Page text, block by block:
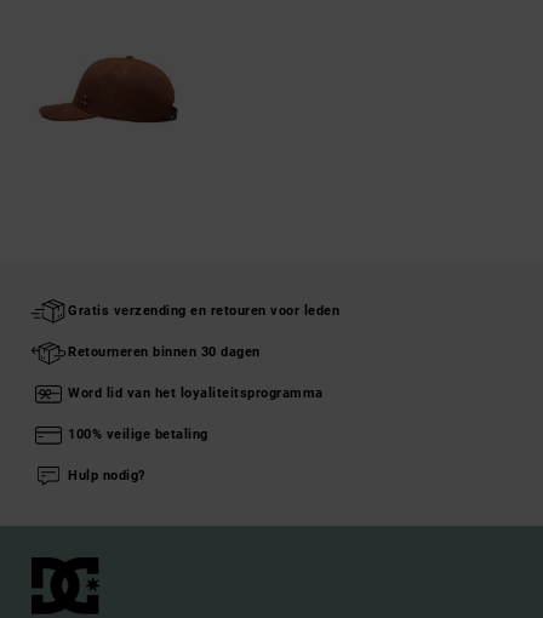
Gratis verzending en retouren voor leden
Retourneren binnen 30 dagen
Word lid van het loyaliteitsprogramma
100% veilige betaling
Hulp nodig?